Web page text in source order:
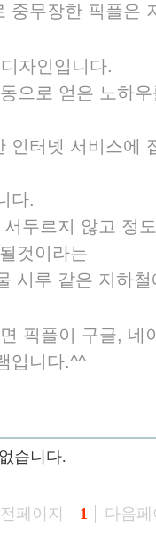
중무장한 픽플은
자인입니다.
으로 얻은 노하
인터넷 서비스에
다.
두르지 않고 정
것이라는
시루 같은 지하
픽플이 구글, 네
입니다.^^
습니다.
페이지 1 다음